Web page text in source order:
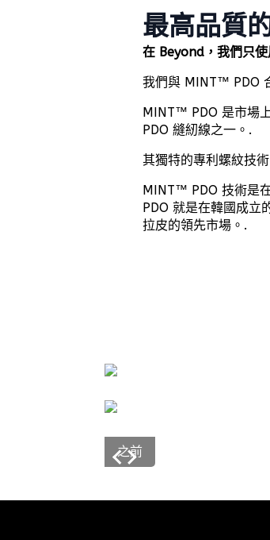
最高品質
在 Beyond，我們只
我們與 MINT™ PDO
MINT™ PDO 是市場
PDO 縫紉線之一。.
其獨特的專利螺紋技
MINT™ PDO 技術是
PDO 就是在韓國成立
拉皮的領先市場。.
之前